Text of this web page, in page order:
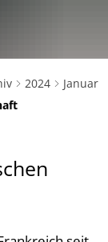
2024
Januar